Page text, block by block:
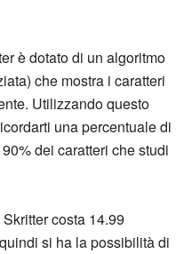
è dotato di un algoritmo
che mostra i caratteri
Utilizzando questo
una percentuale di
dei caratteri che studi
costa 14.99
si ha la possibilità di